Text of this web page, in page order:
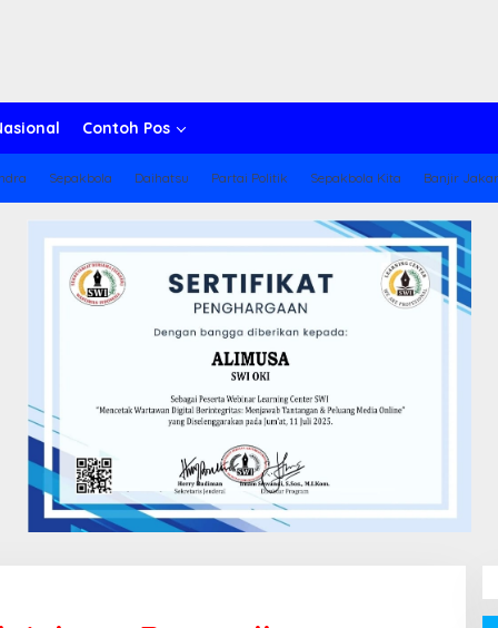
Contoh Pos
Sepakbola Daihatsu Partai Politik Sepakbola Kita Banjir